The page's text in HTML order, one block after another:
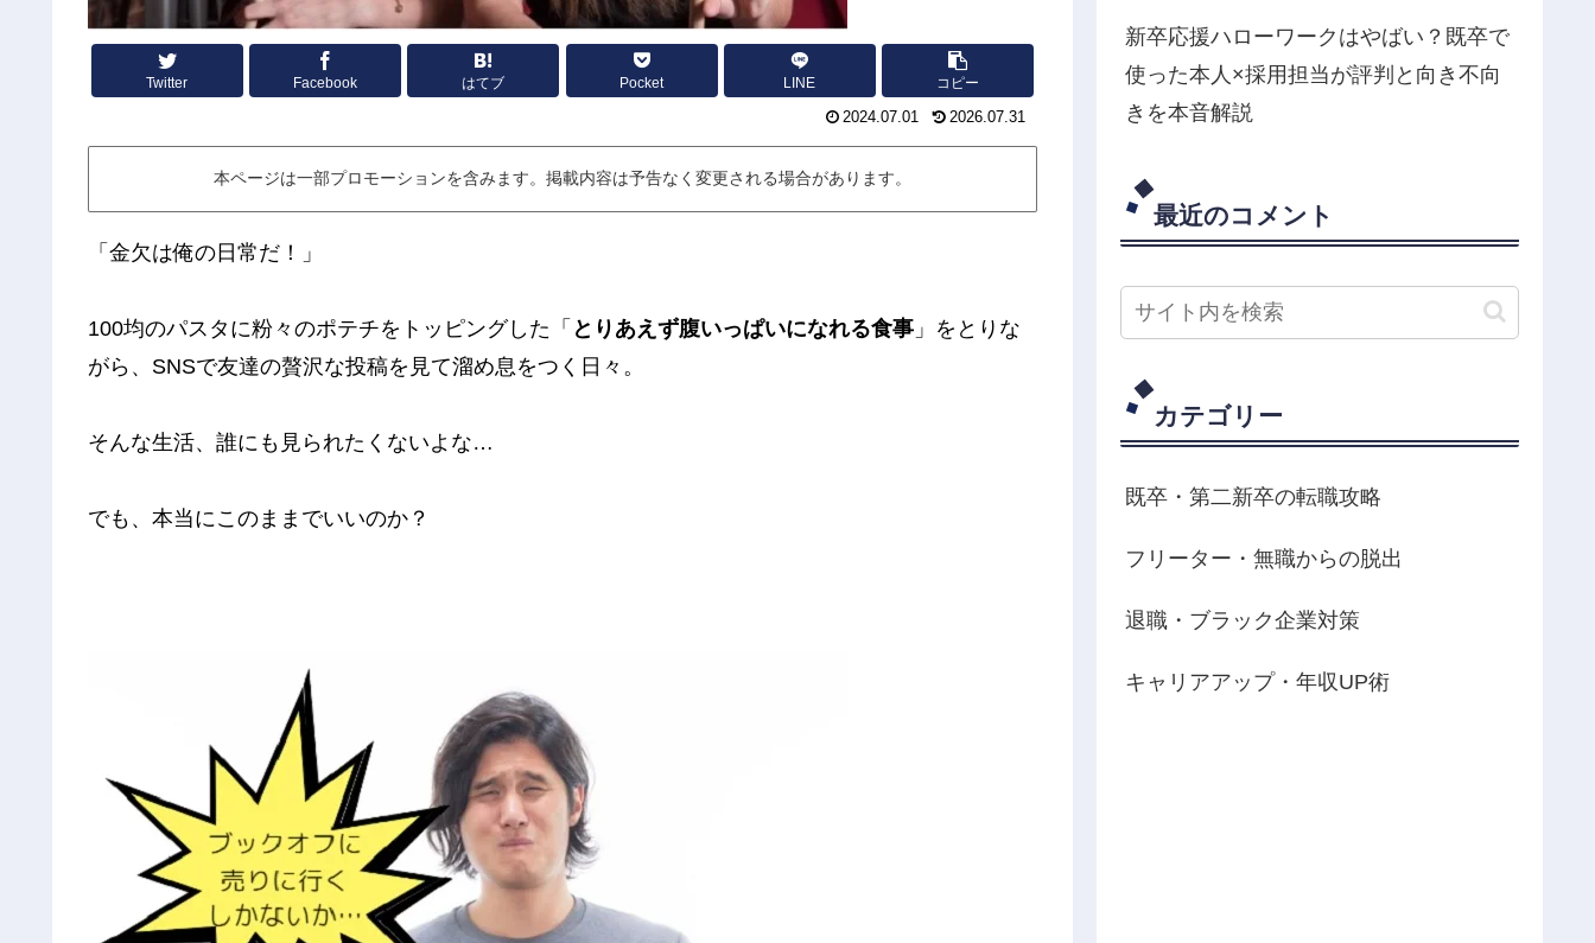
Twitter Facebook はてブ Pocket LINE コピー
2024.07.01 2026.07.31
本ページは一部プロモーションを含みます。掲載内容は予告なく変更される場合があります。
「金欠は俺の日常だ！」
100均のパスタに粉々のポテチをトッピングした「 とりあえず腹いっぱいになれる食事 」をとりな
がら、SNSで友達の贅沢な投稿を見て溜め息をつく日々。
そんな生活、誰にも見られたくないよな…
でも、本当にこのままでいいのか？
新卒応援ハローワークはやばい？既卒で
使った本人×採用担当が評判と向き不向
きを本音解説
最近のコメント
カテゴリー
既卒・第二新卒の転職攻略
フリーター・無職からの脱出
退職・ブラック企業対策
キャリアアップ・年収UP術